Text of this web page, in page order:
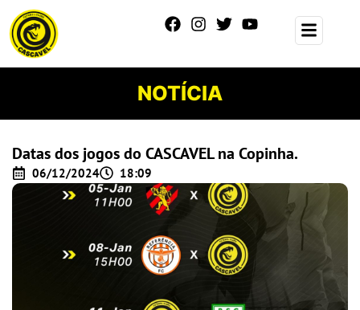
NOTÍCIA
Datas dos jogos do CASCAVEL na Copinha.
06/12/2024 18:09